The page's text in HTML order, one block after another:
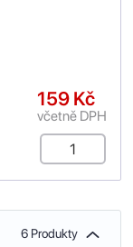
159 Kč
včetně DPH
6 Produkty